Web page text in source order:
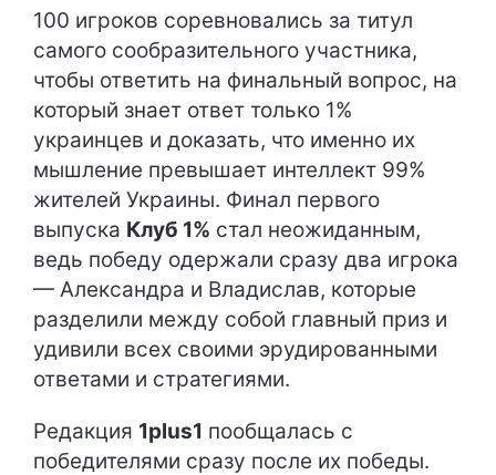
100 игроков соревновались за титул
самого сообразительного участника,
чтобы ответить на финальный вопрос, на
который знает ответ только 1%
украинцев и доказать, что именно их
мышление превышает интеллект 99%
жителей Украины. Финал первого
выпуска Клуб 1% стал неожиданным,
ведь победу одержали сразу два игрока
— Александра и Владислав, которые
разделили между собой главный приз и
удивили всех своими эрудированными
ответами и стратегиями.
Редакция 1plus1 пообщалась с
победителями сразу после их победы.